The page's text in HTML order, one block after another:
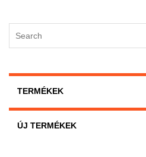
TERMÉKEK
ÚJ TERMÉKEK